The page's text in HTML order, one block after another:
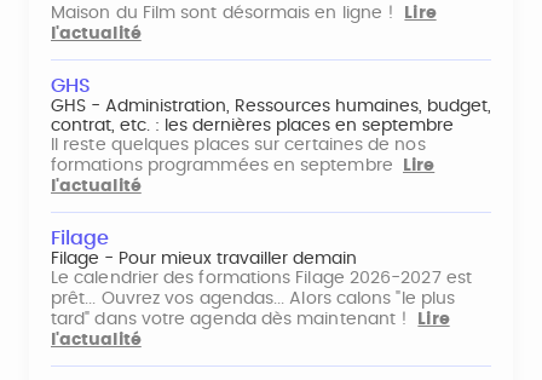
Maison du Film sont désormais en ligne !
Lire
l'actualité
GHS
GHS - Administration, Ressources humaines, budget,
contrat, etc. : les dernières places en septembre
Il reste quelques places sur certaines de nos
formations programmées en septembre
Lire
l'actualité
Filage
Filage - Pour mieux travailler demain
Le calendrier des formations Filage 2026-2027 est
prêt... Ouvrez vos agendas... Alors calons "le plus
tard" dans votre agenda dès maintenant !
Lire
l'actualité